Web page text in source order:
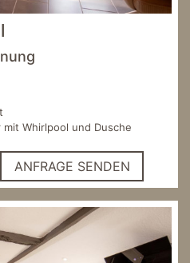
mit Whirlpool und Dusche
ANFRAGE SENDEN